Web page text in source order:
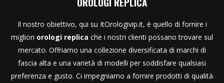
Il nostro obiettivo, qui su ItOrologivip.it, è quello di fornire i
migliori orologi replica che i nostri clienti possano trovare sul
mercato. Offriamo una collezione diversificata di marchi di
fascia alta e una varietà di modelli per soddisfare qualsiasi
preferenza e gusto. Ci impegniamo a fornire prodotti di qualità